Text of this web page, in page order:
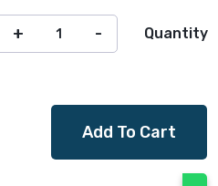
Quantity
Add To Cart